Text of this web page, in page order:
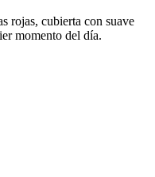
rojas, cubierta con suave
momento del día.